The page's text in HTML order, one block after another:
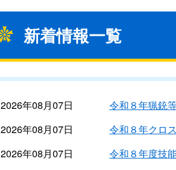
新着情報一覧
2026年08月07日
令和８年猟銃
2026年08月07日
令和８年クロ
2026年08月07日
令和８年度技